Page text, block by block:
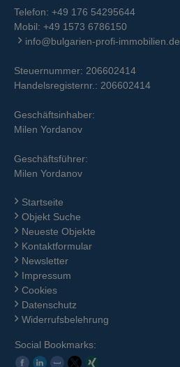
Telefon: +49 176 54295644
Mobil: +49 1573 6786150
info@bulgarien-profi-immobilien.de
Steuernummer: 206602414
Handelsregisternr.: 206602414
Geschäftsinhaber:
Milen Yordanov
Geschäftsführer:
Milen Yordanov
Startseite
Objekt Suche
Neueste Objekte
Kontaktformular
Newsletter
Impressum
Cookies
Datenschutz
Widerrufsbelehrung
Social Bookmarks: